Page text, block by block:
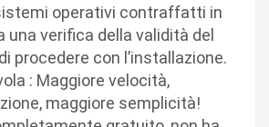
operativi contraffatti in
verifica della validità del
procedere con l’installazione.
: Maggiore velocità,
maggiore semplicità!